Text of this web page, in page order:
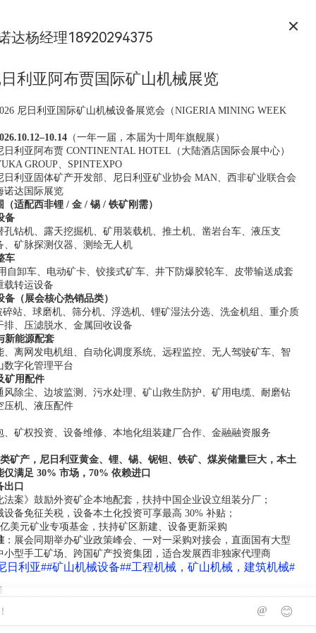
达杨经理18920294375
利亚阿布贾国际矿山机械展览
尼日利亚国际矿山机械设备展览会（NIGERIA MINING WEEK
（一年一届，本届为十周年旗舰展）
日利亚阿布贾 CONTINENTAL HOTEL（大陆酒店国际会展中心）
GROUP、SPINTEXPO
日利亚固体矿产开发部、尼日利亚矿业协会 MAN、西非矿业联合会
诺达国际展览
（适配西非锂 / 金 / 锡 / 铁矿刚需）
备
孔钻机、露天挖掘机、矿用装载机、推土机、凿岩台车、液压支
、矿脉探测仪器、测绘无人机
车
自卸车、电动矿卡、铰接式矿车、井下防爆胶轮车、皮带输送成套
载转运设备
备（展会核心热销品类）
站、球磨机、筛分机、浮选机、锂矿湿法分选、洗金机组、重介质
排、压滤脱水、金属回收设备
新能源配套
、离网发电机组、自动化调度系统、远程监控、无人驾驶矿车、智
数字化管理平台
矿用配件
风除尘、边坡监测、污水处理、矿山救生防护、矿用电缆、耐磨钻
压机、液压配件
、矿权投资、设备维修、本地化组装建厂合作、金融融资服务
矿产，尼日利亚黄金、锂、锡、铌钽、铁矿、煤炭储量巨大，本土
仅满足 30% 市场，70% 依赖进口
出口
法案》鼓励外资矿企本地配套，扶持中国企业设立组装分厂；
设备免征关税，设备本土化投资可享最高 30% 补贴；
美元矿业专项基金，扶持矿区新建、设备更新采购
：展会同期举办矿业政策峰会、一对一采购对接会，直面国有大型
小型手工矿场、跨国矿产投资集团，适合发展西非独家代理商
日利亚##矿山机械设备##工程机械，矿山机械，建筑机械#
@ 😊